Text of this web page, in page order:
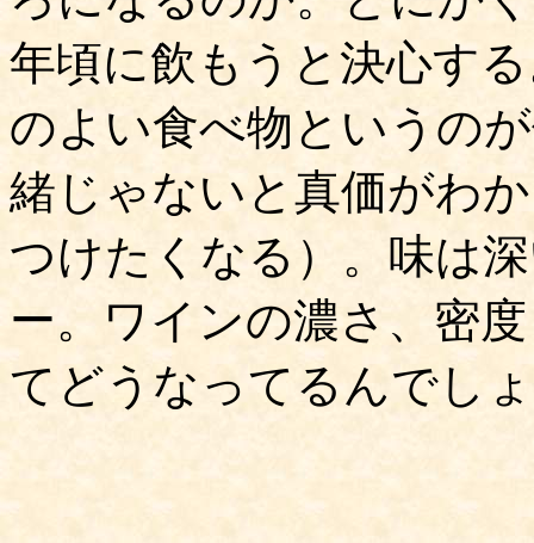
年頃に飲もうと決心す
のよい食べ物というの
緒じゃないと真価がわ
つけたくなる）。味は
ー。ワインの濃さ、密
てどうなってるんでし